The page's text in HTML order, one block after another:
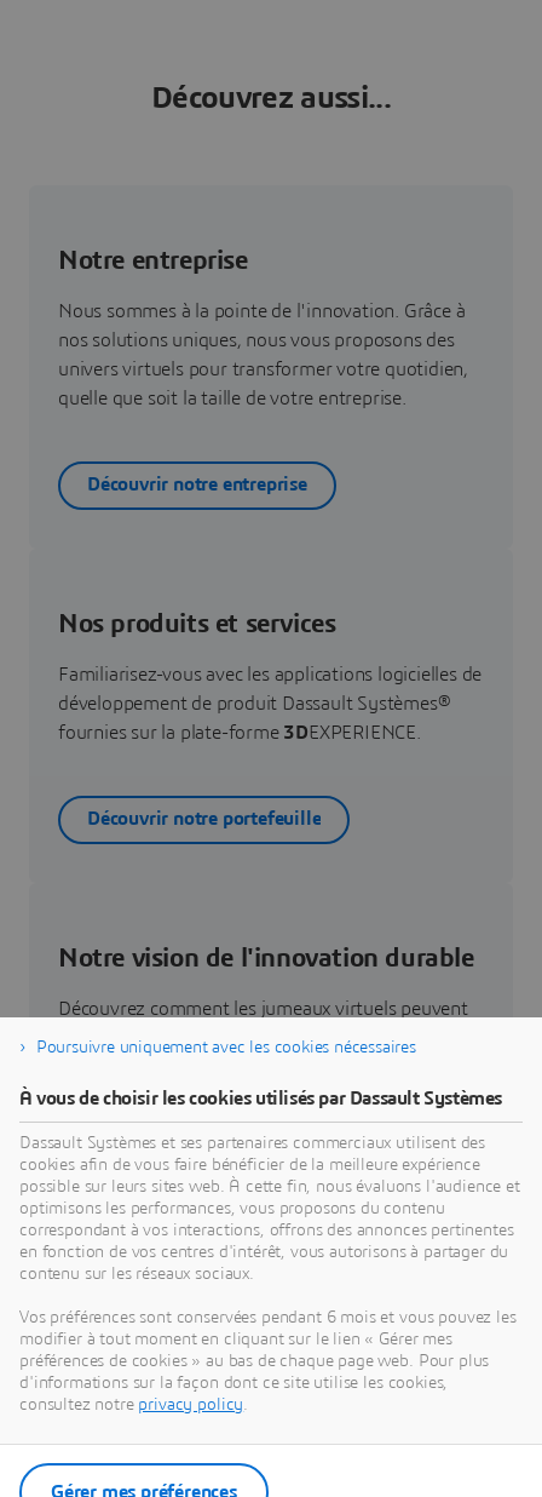
Découvrez aussi...
Notre entreprise
Nous sommes à la pointe de l'innovation. Grâce à
nos solutions uniques, nous vous proposons des
univers virtuels pour transformer votre quotidien,
quelle que soit la taille de votre entreprise.
Découvrir notre entreprise
Nos produits et services
Familiarisez-vous avec les applications logicielles de
développement de produit Dassault Systèmes®
fournies sur la plate-forme 3DEXPERIENCE.
Découvrir notre portefeuille
Notre vision de l'innovation durable
Découvrez comment les jumeaux virtuels peuvent
vous aider à repenser vos produits, vos processus
innovations durables révolutionnaires.
Découvrir notre vision
Nos actualités
Accédez à l'ensemble des communiqués de presse
et ressources de Dassault Systèmes.
Découvrir nos actualités
Poursuivre uniquement avec les cookies nécessaires
À vous de choisir les cookies utilisés par Dassault Systèmes
Dassault Systèmes et ses partenaires commerciaux utilisent des
cookies afin de vous faire bénéficier de la meilleure expérience
possible sur leurs sites web. À cette fin, nous évaluons l'audience et
optimisons les performances, vous proposons du contenu
correspondant à vos interactions, offrons des annonces pertinentes
en fonction de vos centres d'intérêt, vous autorisons à partager du
contenu sur les réseaux sociaux.
Vos préférences sont conservées pendant 6 mois et vous pouvez les
modifier à tout moment en cliquant sur le lien « Gérer mes
préférences de cookies » au bas de chaque page web. Pour plus
d'informations sur la façon dont ce site utilise les cookies,
consultez notre privacy policy.
Gérer mes préférences